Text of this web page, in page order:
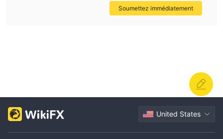
Soumettez immédiatement
United States